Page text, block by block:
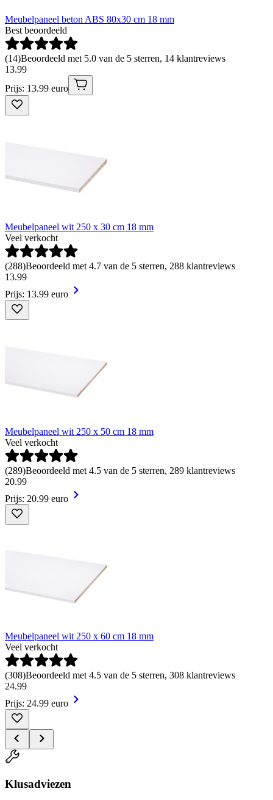
Meubelpaneel beton ABS 80x30 cm 18 mm
Best beoordeeld
(14)Beoordeeld met 5.0 van de 5 sterren, 14 klantreviews
13.99
Prijs: 13.99 euro
Meubelpaneel wit 250 x 30 cm 18 mm
Veel verkocht
(288)Beoordeeld met 4.7 van de 5 sterren, 288 klantreviews
13.99
Prijs: 13.99 euro
Meubelpaneel wit 250 x 50 cm 18 mm
Veel verkocht
(289)Beoordeeld met 4.5 van de 5 sterren, 289 klantreviews
20.99
Prijs: 20.99 euro
Meubelpaneel wit 250 x 60 cm 18 mm
Veel verkocht
(308)Beoordeeld met 4.5 van de 5 sterren, 308 klantreviews
24.99
Prijs: 24.99 euro
Klusadviezen